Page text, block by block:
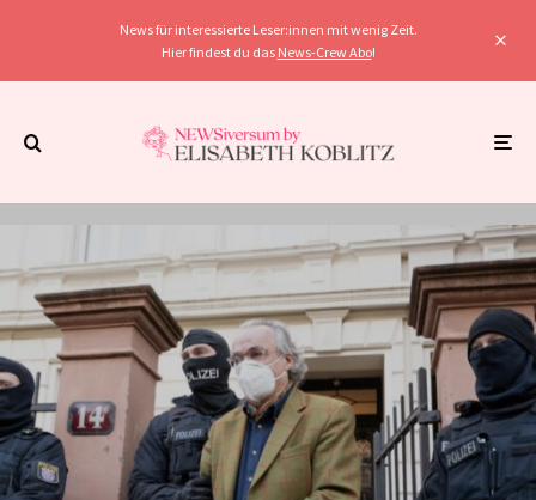
News für interessierte Leser:innen mit wenig Zeit.
Hier findest du das News-Crew Abo!